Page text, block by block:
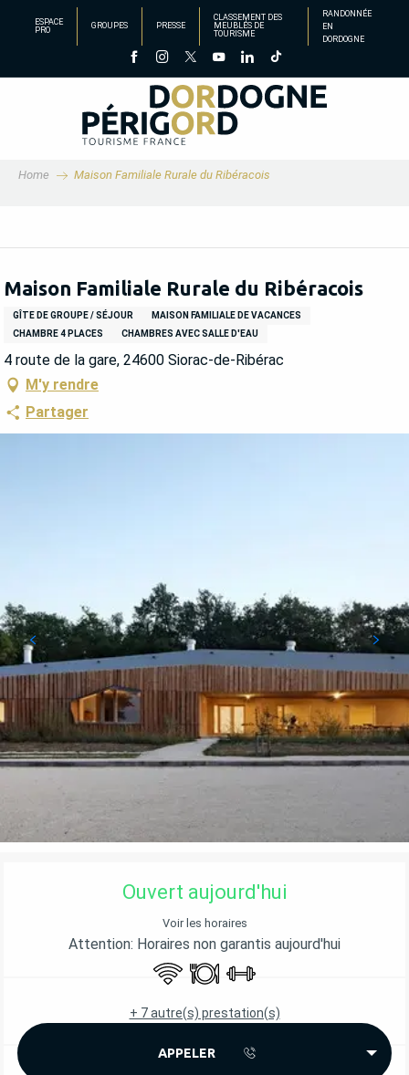
principal
ESPACE
PRO
GROUPES PRESSE
CLASSEMENT DES
MEUBLÉS DE
TOURISME
RANDONNÉE
EN
DORDOGNE
Home Maison Familiale Rurale du Ribéracois
Maison Familiale Rurale du Ribéracois
GÎTE DE GROUPE / SÉJOUR
MAISON FAMILIALE DE VACANCES
CHAMBRE 4 PLACES
CHAMBRES AVEC SALLE D'EAU
4 route de la gare, 24600 Siorac-de-Ribérac
M'y rendre
Partager
OUVERTURE ET COORDONNÉES
Ouvert aujourd'hui
Voir les horaires
Attention: Horaires non garantis aujourd'hui
WiFi
RestaurantSalle de sport
+ 7 autre(s) prestation(s)
APPELER